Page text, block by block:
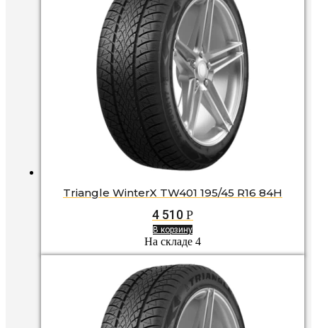
Triangle WinterX TW401 195/45 R16 84H
4 510 Р
В корзину
На складе 4